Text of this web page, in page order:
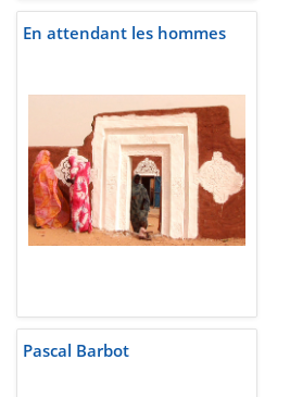
En attendant les hommes
Pascal Barbot